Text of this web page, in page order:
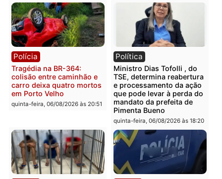
Polícia
Homem é encontrado
morto em residência no
bairro Colina Park em RO
sexta-feira, 07/08/2026 às 09:30
Polícia
Polícia Militar apreende
explosivos e
durante patrulhamento
fluvial no Rio Madeira em
Porto Velho